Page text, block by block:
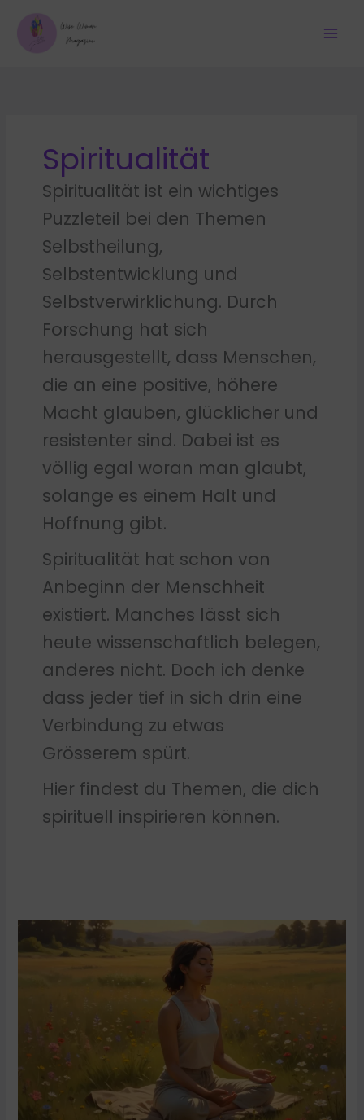
Inhalt
springen
Spiritualität
Spiritualität ist ein wichtiges
Puzzleteil bei den Themen
Selbstheilung,
Selbstentwicklung und
Selbstverwirklichung. Durch
Forschung hat sich
herausgestellt, dass Menschen,
die an eine positive, höhere
Macht glauben, glücklicher und
resistenter sind. Dabei ist es
völlig egal woran man glaubt,
solange es einem Halt und
Hoffnung gibt.
Spiritualität hat schon von
Anbeginn der Menschheit
existiert. Manches lässt sich
heute wissenschaftlich belegen,
anderes nicht. Doch ich denke
dass jeder tief in sich drin eine
Verbindung zu etwas
Grösserem spürt.
Hier findest du Themen, die dich
spirituell inspirieren können.